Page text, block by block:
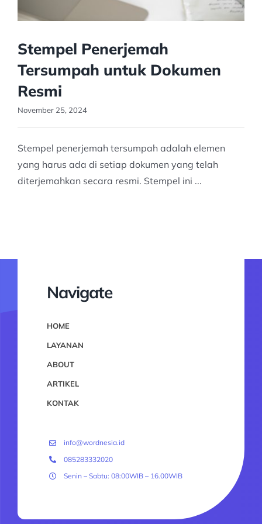
Stempel Penerjemah
Tersumpah untuk Dokumen
Resmi
November 25, 2024
Stempel penerjemah tersumpah adalah elemen
yang harus ada di setiap dokumen yang telah
diterjemahkan secara resmi. Stempel ini ...
Navigate
HOME
LAYANAN
ABOUT
ARTIKEL
KONTAK
info@wordnesia.id
085283332020
Senin – Sabtu: 08:00WIB – 16.00WIB